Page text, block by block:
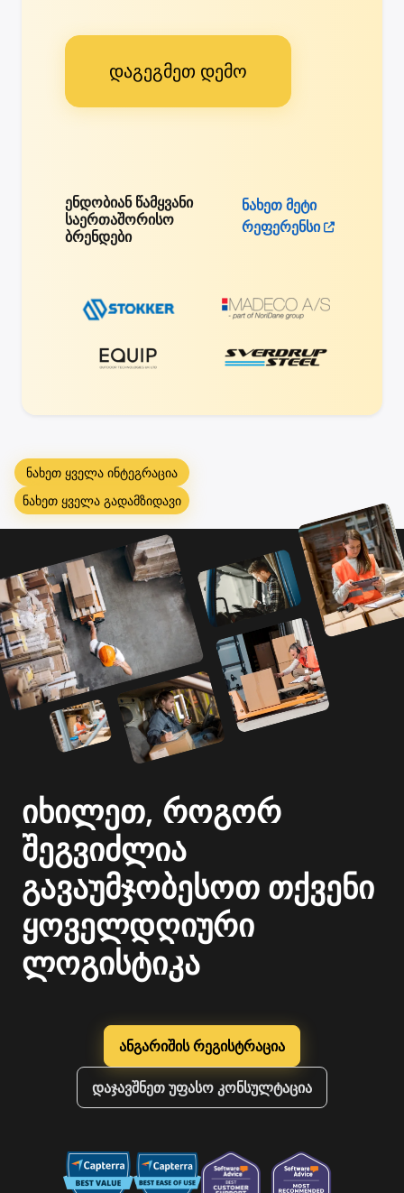
დაგეგმეთ დემო
ენდობიან წამყვანი
საერთაშორისო
ბრენდები
ნახეთ მეტი
რეფერენსი
ნახეთ ყველა ინტეგრაცია
ნახეთ ყველა გადამზიდავი
იხილეთ, როგორ
შეგვიძლია
გავაუმჯობესოთ თქვენი
ყოველდღიური
ლოგისტიკა
ანგარიშის რეგისტრაცია
დაჯავშნეთ უფასო კონსულტაცია